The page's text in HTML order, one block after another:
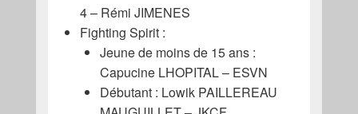
4 – Rémi JIMENES
Fighting Spirit :
Jeune de moins de 15 ans :
Capucine LHOPITAL – ESVN
Débutant : Lowik PAILLEREAU